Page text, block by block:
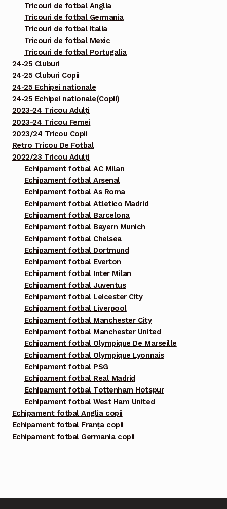
Tricouri de fotbal Anglia
Tricouri de fotbal Germania
Tricouri de fotbal Italia
Tricouri de fotbal Mexic
Tricouri de fotbal Portugalia
24-25 Cluburi
24-25 Cluburi Copii
24-25 Echipei nationale
24-25 Echipei nationale(Copii)
2023-24 Tricou Adulți
2023-24 Tricou Femei
2023/24 Tricou Copii
Retro Tricou De Fotbal
2022/23 Tricou Adulți
Echipament fotbal AC Milan
Echipament fotbal Arsenal
Echipament fotbal As Roma
Echipament fotbal Atletico Madrid
Echipament fotbal Barcelona
Echipament fotbal Bayern Munich
Echipament fotbal Chelsea
Echipament fotbal Dortmund
Echipament fotbal Everton
Echipament fotbal Inter Milan
Echipament fotbal Juventus
Echipament fotbal Leicester City
Echipament fotbal Liverpool
Echipament fotbal Manchester City
Echipament fotbal Manchester United
Echipament fotbal Olympique De Marseille
Echipament fotbal Olympique Lyonnais
Echipament fotbal PSG
Echipament fotbal Real Madrid
Echipament fotbal Tottenham Hotspur
Echipament fotbal West Ham United
Echipament fotbal Anglia copii
Echipament fotbal Franța copii
Echipament fotbal Germania copii